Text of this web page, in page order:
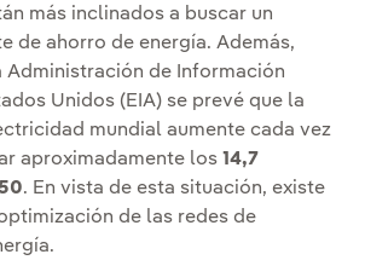
más inclinados a buscar un
de ahorro de energía. Además,
Administración de Información
Unidos (EIA) se prevé que la
mundial aumente cada vez
aproximadamente los 14,7
. En vista de esta situación, existe
de las redes de